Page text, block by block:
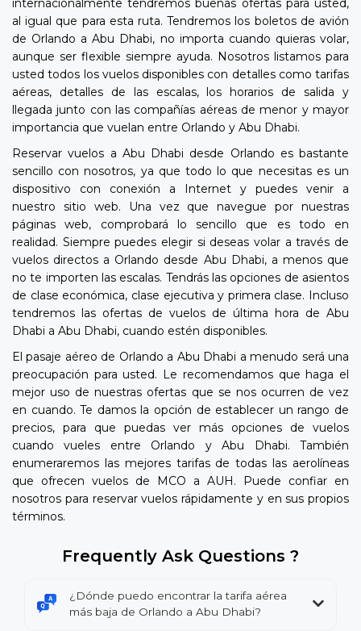
internacionalmente tendremos buenas ofertas para usted,
al igual que para esta ruta. Tendremos los boletos de avión
de Orlando a Abu Dhabi, no importa cuando quieras volar,
aunque ser flexible siempre ayuda. Nosotros listamos para
usted todos los vuelos disponibles con detalles como tarifas
aéreas, detalles de las escalas, los horarios de salida y
llegada junto con las compañías aéreas de menor y mayor
importancia que vuelan entre Orlando y Abu Dhabi.
Reservar vuelos a Abu Dhabi desde Orlando es bastante
sencillo con nosotros, ya que todo lo que necesitas es un
dispositivo con conexión a Internet y puedes venir a
nuestro sitio web. Una vez que navegue por nuestras
páginas web, comprobará lo sencillo que es todo en
realidad. Siempre puedes elegir si deseas volar a través de
vuelos directos a Orlando desde Abu Dhabi, a menos que
no te importen las escalas. Tendrás las opciones de asientos
de clase económica, clase ejecutiva y primera clase. Incluso
tendremos las ofertas de vuelos de última hora de Abu
Dhabi a Abu Dhabi, cuando estén disponibles.
El pasaje aéreo de Orlando a Abu Dhabi a menudo será una
preocupación para usted. Le recomendamos que haga el
mejor uso de nuestras ofertas que se nos ocurren de vez
en cuando. Te damos la opción de establecer un rango de
precios, para que puedas ver más opciones de vuelos
cuando vueles entre Orlando y Abu Dhabi. También
enumeraremos las mejores tarifas de todas las aerolíneas
que ofrecen vuelos de MCO a AUH. Puede confiar en
nosotros para reservar vuelos rápidamente y en sus propios
términos.
Frequently Ask Questions ?
¿Dónde puedo encontrar la tarifa aérea
más baja de Orlando a Abu Dhabi?